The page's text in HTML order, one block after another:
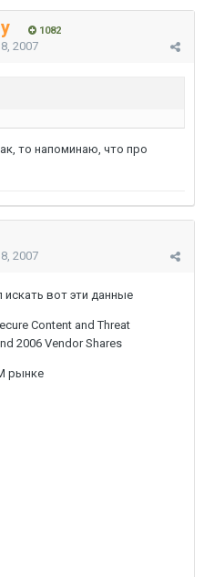
1082
2007
то напоминаю, что про
2007
вот эти данные
Content and Threat
2006 Vendor Shares
рынке